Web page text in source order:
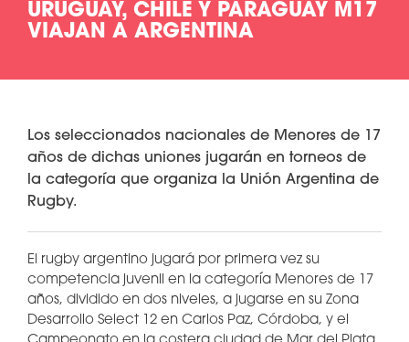
URUGUAY, CHILE Y PARAGUAY M17
VIAJAN A ARGENTINA
Los seleccionados nacionales de Menores de 17
años de dichas uniones jugarán en torneos de
la categoría que organiza la Unión Argentina de
Rugby.
El rugby argentino jugará por primera vez su
competencia juvenil en la categoría Menores de 17
años, dividido en dos niveles, a jugarse en su Zona
Desarrollo Select 12 en Carlos Paz, Córdoba, y el